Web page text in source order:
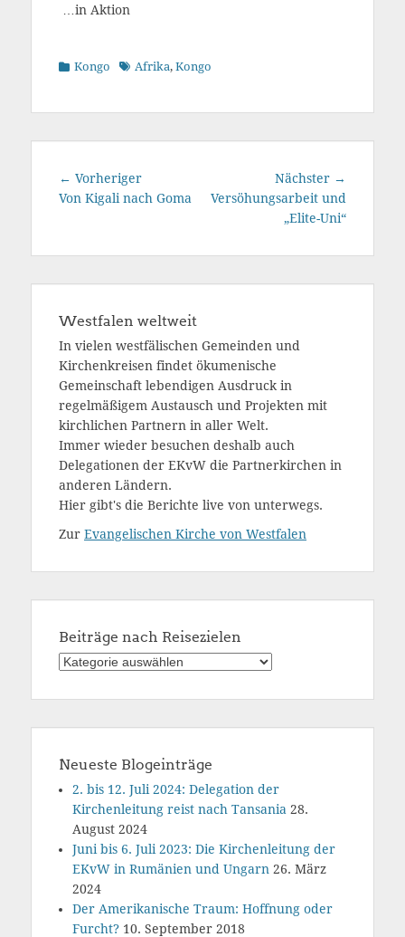
…in Aktion
Kategorien
Kongo Schlagworte
Afrika, Kongo
Beitragsnavigation
← VorherigerVorheriger
Beitrag:
Von Kigali nach Goma
Nächster →
Versöhungsarbeit und
„Elite-Uni“
Westfalen weltweit
In vielen westfälischen Gemeinden und
Kirchenkreisen findet ökumenische
Gemeinschaft lebendigen Ausdruck in
regelmäßigem Austausch und Projekten mit
kirchlichen Partnern in aller Welt.
Immer wieder besuchen deshalb auch
Delegationen der EKvW die Partnerkirchen in
anderen Ländern.
Hier gibt's die Berichte live von unterwegs.
Zur Evangelischen Kirche von Westfalen
Beiträge nach Reisezielen
Beiträge
Reisezielen
Neueste Blogeinträge
2. bis 12. Juli 2024: Delegation der
Kirchenleitung reist nach Tansania 28.
August 2024
Juni bis 6. Juli 2023: Die Kirchenleitung der
EKvW in Rumänien und Ungarn 26. März
2024
Der Amerikanische Traum: Hoffnung oder
Furcht? 10. September 2018